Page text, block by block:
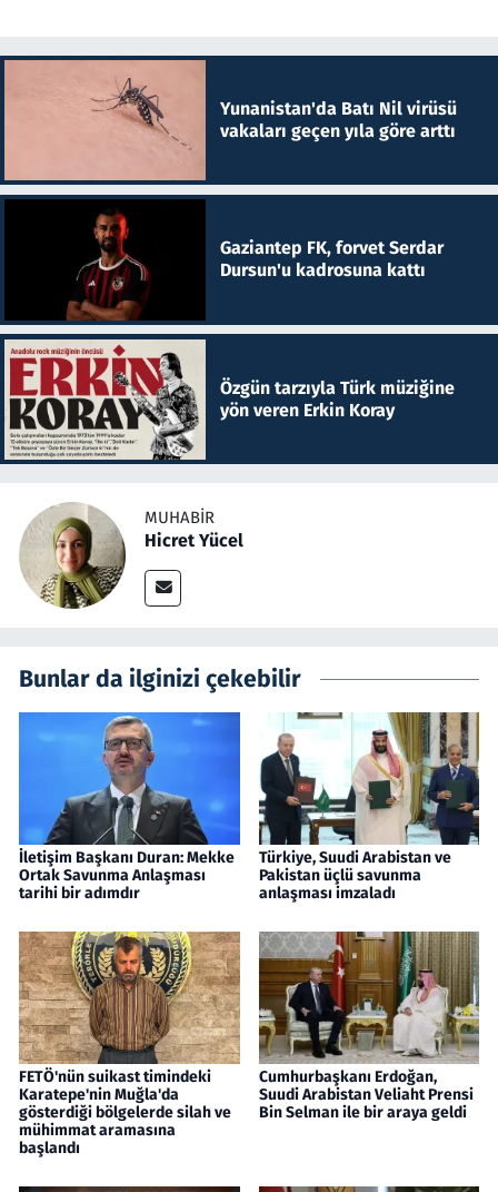
Yunanistan'da Batı Nil virüsü
vakaları geçen yıla göre arttı
Gaziantep FK, forvet Serdar
Dursun'u kadrosuna kattı
Özgün tarzıyla Türk müziğine
yön veren Erkin Koray
MUHABIR
Hicret Yücel
Bunlar da ilginizi çekebilir
İletişim Başkanı Duran: Mekke
Ortak Savunma Anlaşması
tarihi bir adımdır
Türkiye, Suudi Arabistan ve
Pakistan üçlü savunma
anlaşması imzaladı
FETÖ'nün suikast timindeki
Karatepe'nin Muğla'da
gösterdiği bölgelerde silah ve
mühimmat aramasına
başlandı
Cumhurbaşkanı Erdoğan,
Suudi Arabistan Veliaht Prensi
Bin Selman ile bir araya geldi